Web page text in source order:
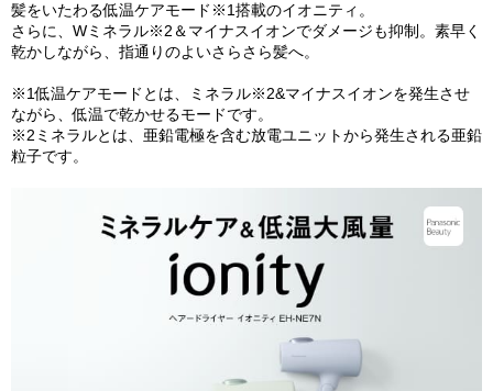
髪をいたわる低温ケアモード※1搭載のイオニティ。
さらに、Wミネラル※2＆マイナスイオンでダメージも抑制。素早く
乾かしながら、指通りのよいさらさら髪へ。
※1低温ケアモードとは、ミネラル※2&マイナスイオンを発生させ
ながら、低温で乾かせるモードです。
※2ミネラルとは、亜鉛電極を含む放電ユニットから発生される亜鉛
粒子です。